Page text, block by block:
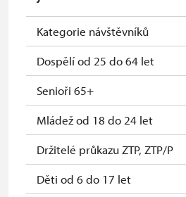
Průkaz zaměstnance NPÚ (+ až
rodinní příslušníci)
Průkaz Náš člověk *
* Platí pouze pro jednu osobu
(držitele průkazu)
Kategorie návštěvníků
Dospělí od 25 do 64 let
Senioři 65+
Mládež od 18 do 24 let
Držitelé průkazu ZTP, ZTP/P
Děti od 6 do 17 let